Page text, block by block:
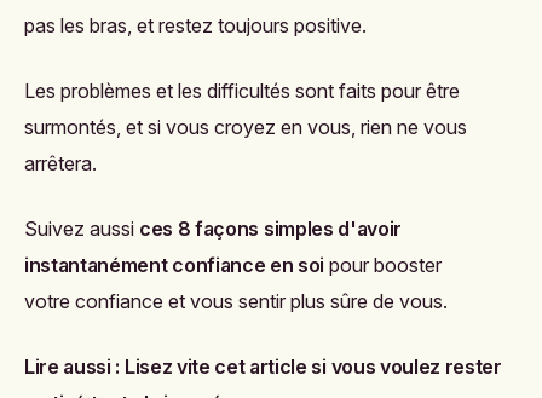
pas les bras, et restez toujours positive.
Les problèmes et les difficultés sont faits pour être
surmontés, et si vous croyez en vous, rien ne vous
arrêtera.
Suivez aussi ces 8 façons simples d'avoir
instantanément confiance en soi pour booster
votre confiance et vous sentir plus sûre de vous.
Lire aussi : Lisez vite cet article si vous voulez rester